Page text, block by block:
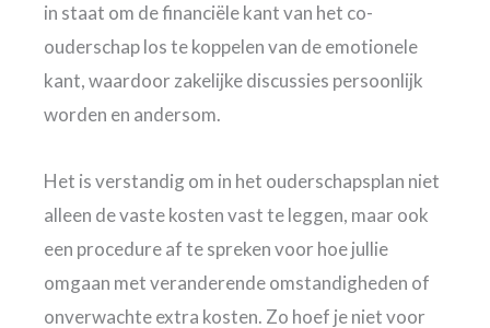
in staat om de financiële kant van het co-
ouderschap los te koppelen van de emotionele
kant, waardoor zakelijke discussies persoonlijk
worden en andersom.
Het is verstandig om in het ouderschapsplan niet
alleen de vaste kosten vast te leggen, maar ook
een procedure af te spreken voor hoe jullie
omgaan met veranderende omstandigheden of
onverwachte extra kosten. Zo hoef je niet voor